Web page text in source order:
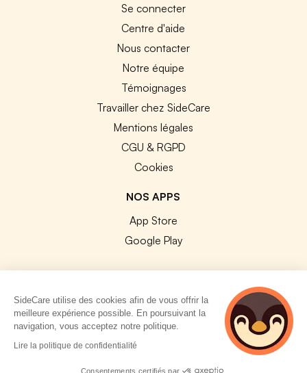
Se connecter
Centre d'aide
Nous contacter
Notre équipe
Témoignages
Travailler chez SideCare
Mentions légales
CGU & RGPD
Cookies
NOS APPS
App Store
Google Play
© 2026 SideCare. Tous droits réservés.
SideCare utilise des cookies afin de vous offrir la
meilleure expérience possible. En poursuivant la
navigation, vous acceptez notre politique.
Lire la politique de confidentialité
Consentements certifiés par
2 personnes
consultent
actuellement cette